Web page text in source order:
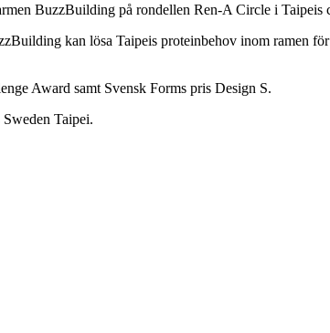
BuzzBuilding på rondellen Ren-A Circle i Taipeis
kan lösa Taipeis proteinbehov inom ramen
Award samt Svensk Forms pris Design S.
Taipei.